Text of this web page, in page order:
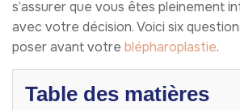
s’assurer que vous êtes pleinement
avec votre décision. Voici six
poser avant votre blépharoplastie.
Table des matières